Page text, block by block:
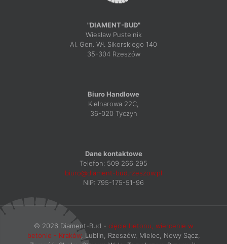
"DIAMENT-BUD"
Wiesław Pustelnik
Al. Gen. Wł. Sikorskiego 140
35-304 Rzeszów
Biuro Handlowe
Kielnarowa 22C,
36-020 Tyczyn
Dane kontaktowe
Telefon: 509 266 295
biuro@diament-bud.rzeszow.pl
NIP: 795-175-51-96
© 2026 Diament-Bud - cięcie betonu, wiercenie w
betonie - Kraków, Lublin, Rzeszów, Mielec, Nowy Sącz,